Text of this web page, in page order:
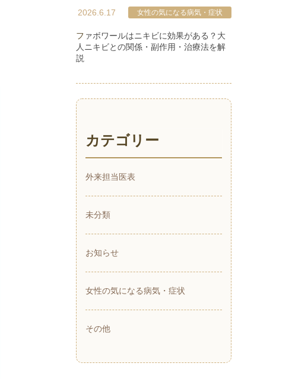
2026.6.17 女性の気になる病気・症状
ファボワールはニキビに効果がある？大
人ニキビとの関係・副作用・治療法を解
説
カテゴリー
外来担当医表
未分類
お知らせ
女性の気になる病気・症状
その他